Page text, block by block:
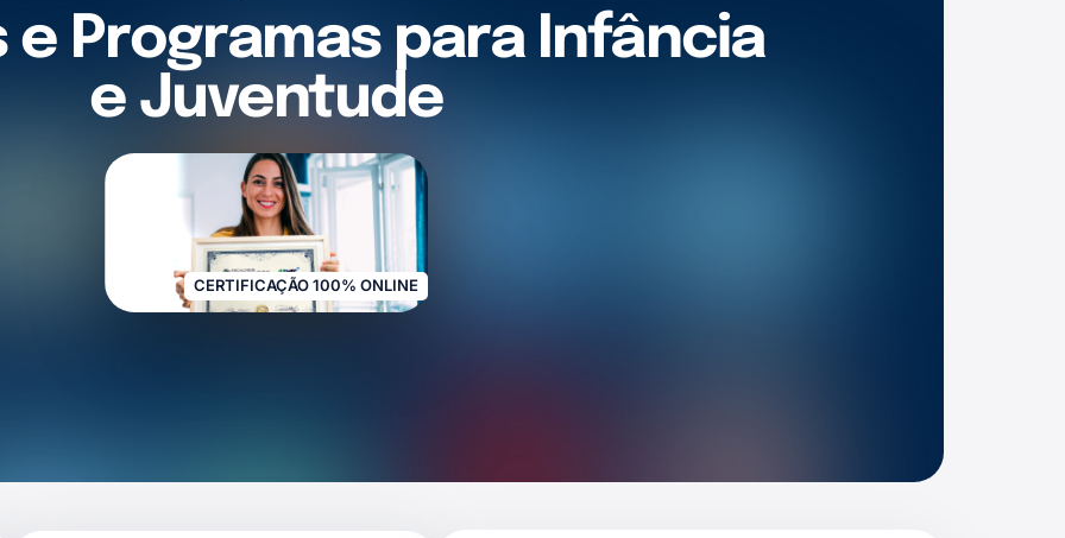
e Programas para Infância
e Juventude
CERTIFICAÇÃO 100% ONLINE